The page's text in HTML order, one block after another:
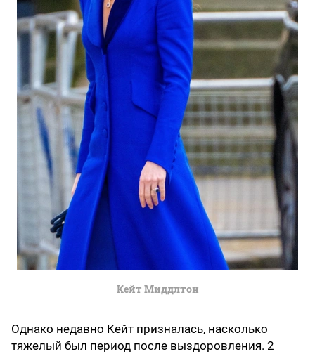
Кейт Миддлтон
Однако недавно Кейт призналась, насколько
тяжелый был период после выздоровления. 2